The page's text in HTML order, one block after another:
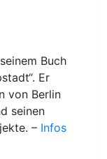
Buch
Er
von Berlin
seinen
– Infos